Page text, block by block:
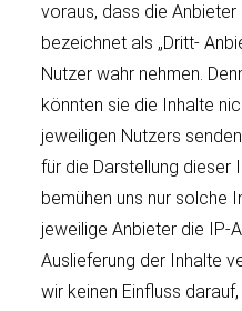
voraus, dass die
bezeichnet als „Dritt-
Nutzer wahr nehmen.
könnten sie die Inhalte
jeweiligen Nutzers
für die Darstellung dieser
bemühen uns nur solche
jeweilige Anbieter die IP-
Auslieferung der Inhalte
wir keinen Einfluss